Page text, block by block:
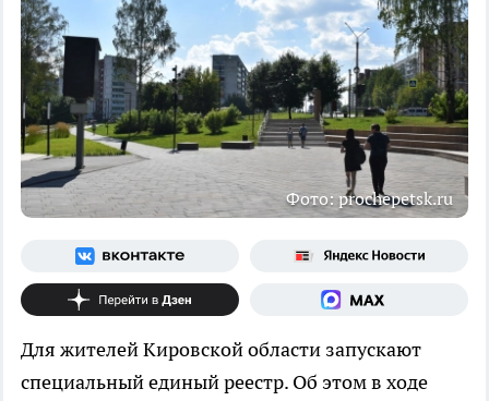
Фото: prochepetsk.ru
Для жителей Кировской области запускают
специальный единый реестр. Об этом в ходе